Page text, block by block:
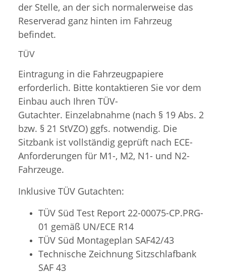
der Stelle, an der sich normalerweise das
Reserverad ganz hinten im Fahrzeug
befindet.
TÜV
Eintragung in die Fahrzeugpapiere
erforderlich. Bitte kontaktieren Sie vor dem
Einbau auch Ihren TÜV-
Gutachter. Einzelabnahme (nach § 19 Abs. 2
bzw. § 21 StVZO) ggfs. notwendig. Die
Sitzbank ist vollständig geprüft nach ECE-
Anforderungen für M1-, M2, N1- und N2-
Fahrzeuge.
Inklusive TÜV Gutachten:
TÜV Süd Test Report 22-00075-CP.PRG-
01 gemäß UN/ECE R14
TÜV Süd Montageplan SAF42/43
Technische Zeichnung Sitzschlafbank
SAF 43